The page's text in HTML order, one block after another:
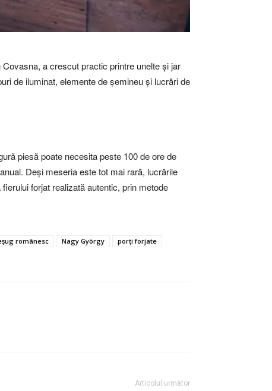
a crescut practic printre unelte și jar
de iluminat, elemente de șemineu și lucrări de
piesă poate necesita peste 100 de ore de
Deși meseria este tot mai rară, lucrările
forjat realizată autentic, prin metode
românesc Nagy György
porți forjate
Articolul următor